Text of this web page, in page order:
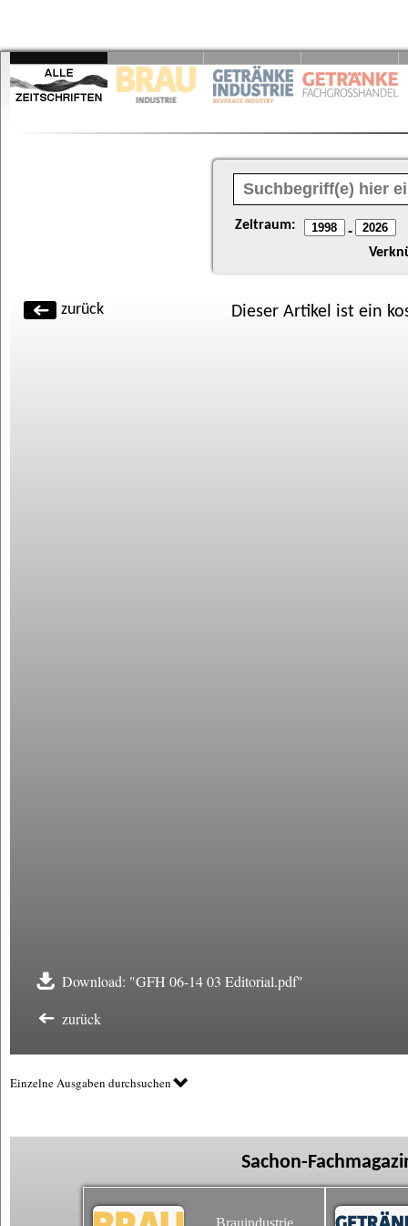
Zeitraum: -
zurück Dieser Artikel ist ein
Download: "GFH 06-14 03 Editorial.pdf"
zurück
Einzelne Ausgaben durchsuchen
Sachon-
Brauindustrie